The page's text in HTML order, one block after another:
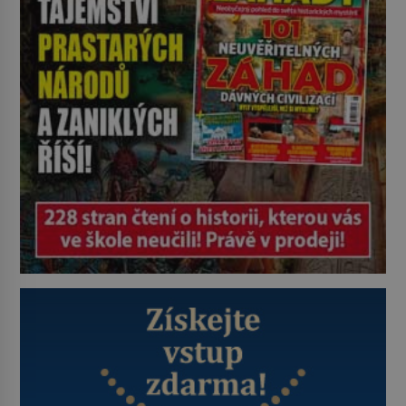
(1900–1945) zná každý, o koho se
historie jen otřela. Jenže […]